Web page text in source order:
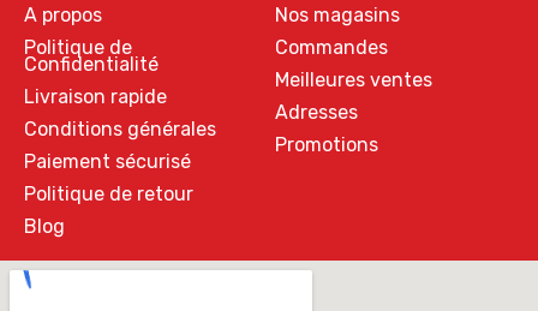
A propos
Politique de
Confidentialité
Livraison rapide
Conditions générales
Paiement sécurisé
Politique de retour
Blog
Nos magasins
Commandes
Meilleures ventes
Adresses
Promotions